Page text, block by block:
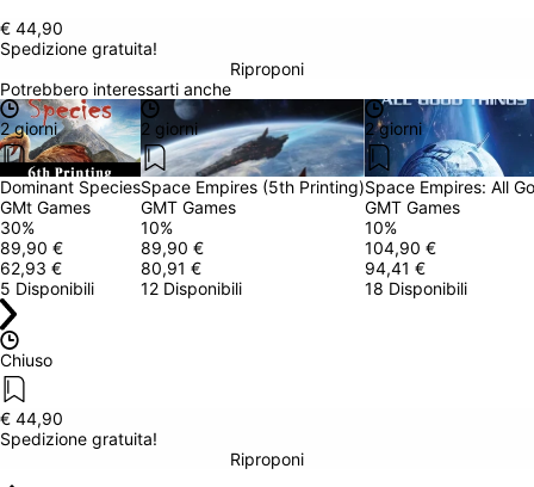
€ 44,90
Spedizione gratuita!
Riproponi
Potrebbero interessarti anche
2 giorni
Dominant Species
GMt Games
30%
89,90 €
62,93 €
5 Disponibili
2 giorni
Space Empires (5th Printing)
GMT Games
10%
89,90 €
80,91 €
12 Disponibili
2 giorni
Space Empires: All
GMT Games
10%
104,90 €
94,41 €
18 Disponibili
Chiuso
€ 44,90
Spedizione gratuita!
Riproponi